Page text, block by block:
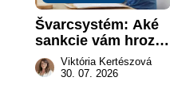
Švarcsystém: Aké
sankcie vám hrozia
a prečo nestačí
zaplatiť pokutu?
Viktória Kertészová
30. 07. 2026